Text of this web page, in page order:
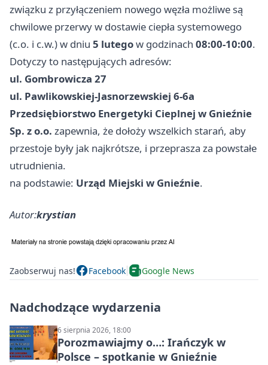
związku z przyłączeniem nowego węzła możliwe są
chwilowe przerwy w dostawie ciepła systemowego
(c.o. i c.w.) w dniu 5 lutegow godzinach 08:00-10:00.
Dotyczy to następujących adresów:
ul. Gombrowicza 27
ul. Pawlikowskiej-Jasnorzewskiej 6-6a
Przedsiębiorstwo Energetyki Cieplnej w Gnieźnie
Sp. z o.o. zapewnia, że dołoży wszelkich starań, aby
przestoje były jak najkrótsze, i przeprasza za powstałe
utrudnienia.
na podstawie: Urząd Miejski w Gnieźnie.
Autor:krystian
Zaobserwuj nas! Facebook Google News
Nadchodzące wydarzenia
6 sierpnia 2026, 18:00
Porozmawiajmy o…: Irańczyk w
Polsce – spotkanie w Gnieźnie